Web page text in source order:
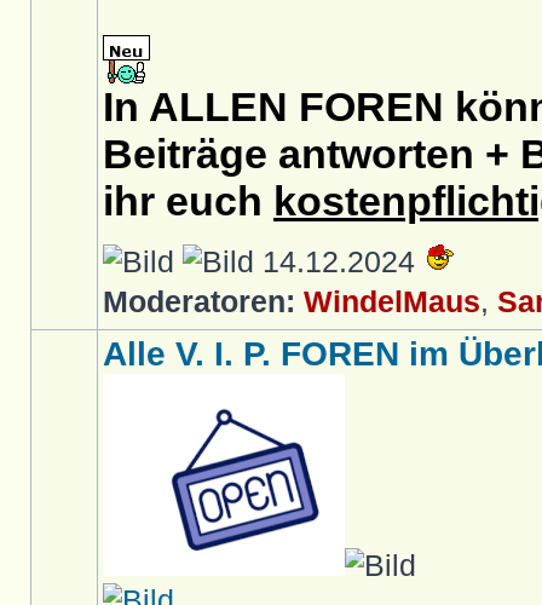
In ALLEN FOREN
Beiträge antworten +
ihr euch
14.12.2024
Moderatoren: WindelMaus,
Alle V. I. P. FOREN im